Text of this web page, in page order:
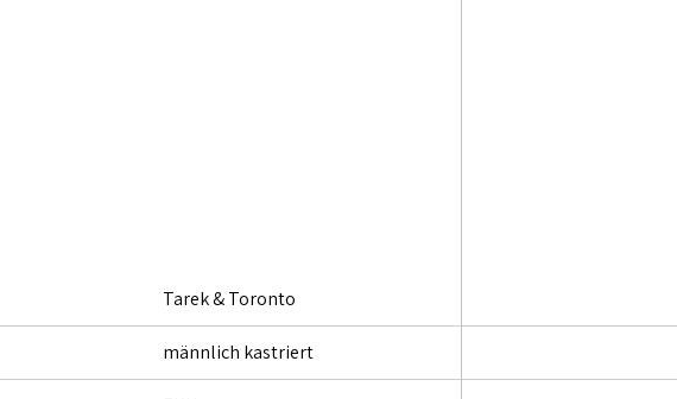
Tarek & Toronto
männlich kastriert